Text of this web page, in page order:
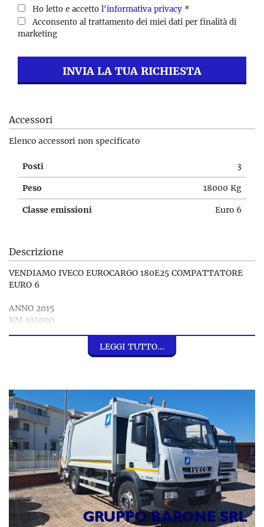
Ho letto e accetto l'informativa privacy *
Acconsento al trattamento dei miei dati per finalità di
marketing
INVIA LA TUA RICHIESTA
Accessori
Elenco accessori non specificato
Posti 3
Peso 18000 Kg
Classe emissioni Euro 6
Descrizione
VENDIAMO IVECO EUROCARGO 180E25 COMPATTATORE
EURO 6
ANNO 2015
KM 105000
CAMBIO MANUALE
LARGHEZZA 2.500 M
PORTATA 7150 Kg
ALLESTIMENTO: COSECO
-COMPATTATORE COMPLETO DI DISPOSITIVO VOLTA-
CASSONETTI
-AUTOTELAIO CON INTERASSE
-NR. 02 PEDANE POSTERIORI
-NR.02 POSTI POSTERIORI DISPONIBILI PER OPERATORI
-FARO A LUCE LAMPEGGIANTE IN FASE DI LAVORO
- LIMITATORE DI VELOCITA'
-ALLUNGAMENTO INTERASSE DA 3.69M A 4.185M
LEGGI TUTTO...